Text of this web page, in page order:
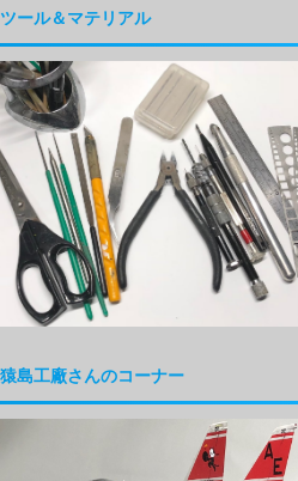
ツール＆マテリアル
猿島工廠さんのコーナー